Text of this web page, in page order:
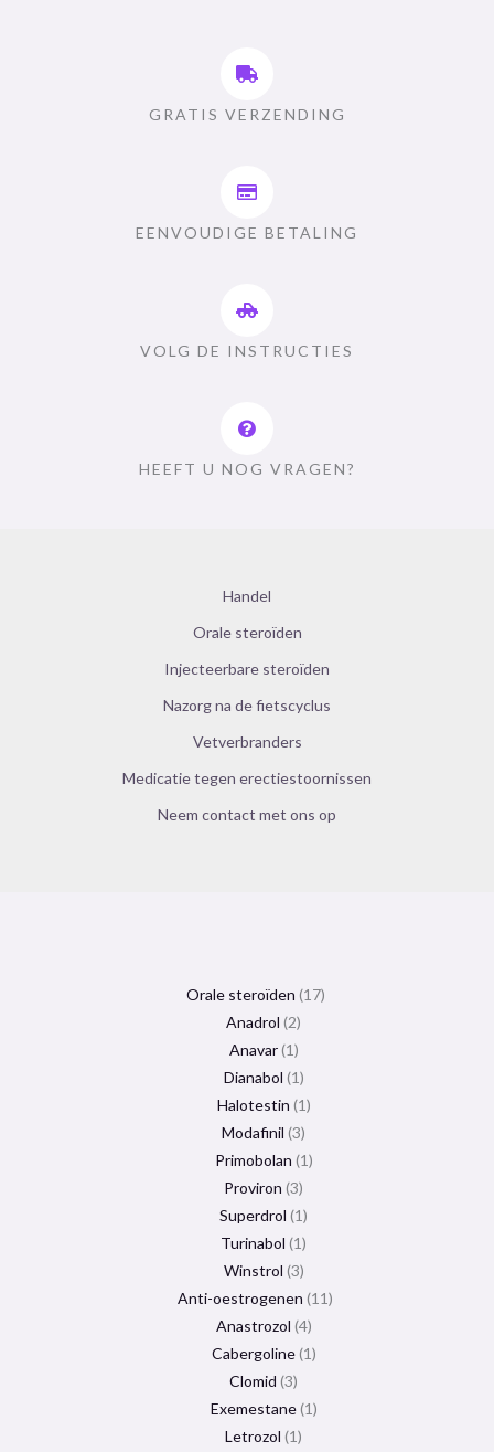
GRATIS VERZENDING
EENVOUDIGE BETALING
VOLG DE INSTRUCTIES
HEEFT U NOG VRAGEN?
Handel
Orale steroïden
Injecteerbare steroïden
Nazorg na de fietscyclus
Vetverbranders
Medicatie tegen erectiestoornissen
Neem contact met ons op
Orale steroïden 17
Anadrol 2
Anavar 1
Dianabol 1
Halotestin 1
Modafinil 3
Primobolan 1
Proviron 3
Superdrol 1
Turinabol 1
Winstrol 3
Anti-oestrogenen 11
Anastrozol 4
Cabergoline 1
Clomid 3
Exemestane 1
Letrozol 1